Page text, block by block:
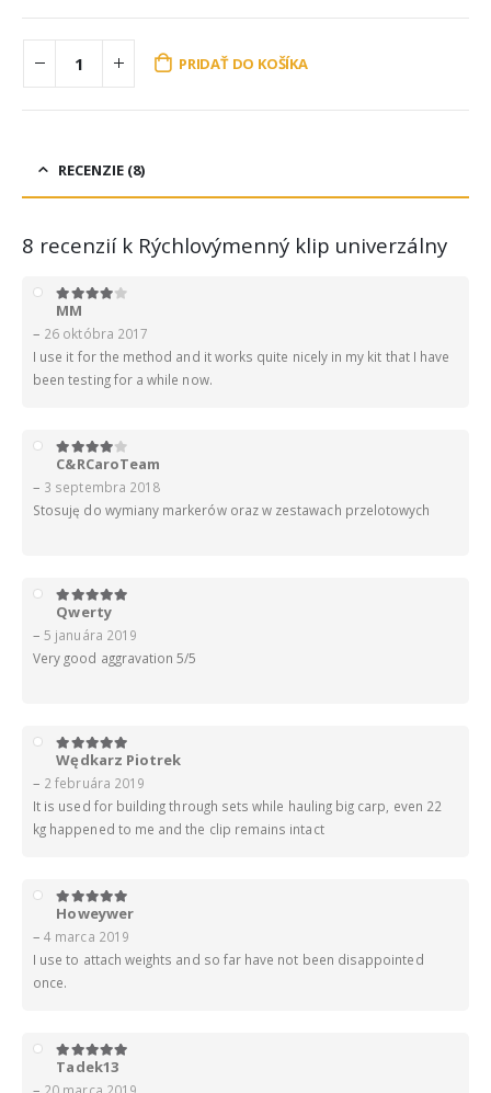
PRIDAŤ DO KOŠÍKA
RECENZIE (8)
8 recenzií k Rýchlovýmenný klip univerzálny
4z 5
MM
– 26 októbra 2017
I use it for the method and it works quite nicely in my kit that I have
been testing for a while now.
4z 5
C&RCaroTeam
– 3 septembra 2018
Stosuję do wymiany markerów oraz w zestawach przelotowych
5z 5
Qwerty
– 5 januára 2019
Very good aggravation 5/5
5z 5
Wędkarz Piotrek
– 2 februára 2019
It is used for building through sets while hauling big carp, even 22
kg happened to me and the clip remains intact
5 z 5
Howeywer
– 4 marca 2019
I use to attach weights and so far have not been disappointed
once.
5z 5
Tadek13
20 marca 2019